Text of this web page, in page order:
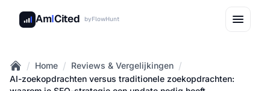
AmICited byFlowHunt
Home
/ Home / Reviews & Vergelijkingen /
AI-zoekopdrachten versus traditionele zoekopdrachten: